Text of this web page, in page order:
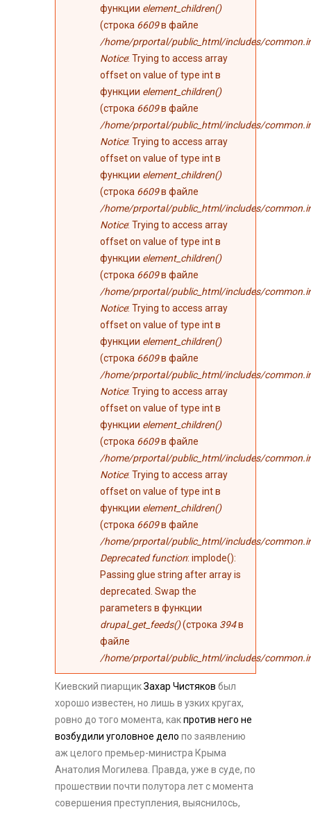
функции element_children()
(строка 6609в файле
/home/prportal/public_html/includes/
Notice: Trying to access array
offset on value of type int в
функции element_children()
(строка 6609в файле
/home/prportal/public_html/includes/
Notice: Trying to access array
offset on value of type int в
функции element_children()
(строка 6609в файле
/home/prportal/public_html/includes/
Notice: Trying to access array
offset on value of type int в
функции element_children()
(строка 6609в файле
/home/prportal/public_html/includes/
Notice: Trying to access array
offset on value of type int в
функции element_children()
(строка 6609в файле
/home/prportal/public_html/includes/
Notice: Trying to access array
offset on value of type int в
функции element_children()
(строка 6609в файле
/home/prportal/public_html/includes/
Notice: Trying to access array
offset on value of type int в
функции element_children()
(строка 6609в файле
/home/prportal/public_html/includes/
Deprecated function: implode():
Passing glue string after array is
deprecated. Swap the
parameters в функции
drupal_get_feeds()(строка 394в
файле
/home/prportal/public_html/includes/
Киевский пиарщикЗахар Чистяков был
хорошо известен, но лишь в узких кругах,
ровно до того момента, какпротив него не
возбудили уголовное дело по заявлению
аж целого премьер-министра Крыма
Анатолия Могилева. Правда, уже в суде, по
прошествии почти полутора лет с момента
совершения преступления, выяснилось,